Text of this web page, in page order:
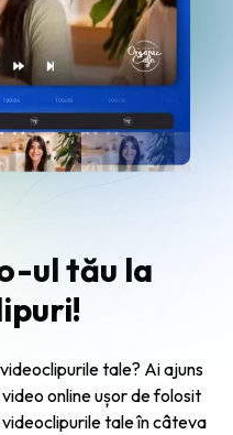
ul tău la
tale? Ai ajuns
online ușor de folosit
tale în câteva